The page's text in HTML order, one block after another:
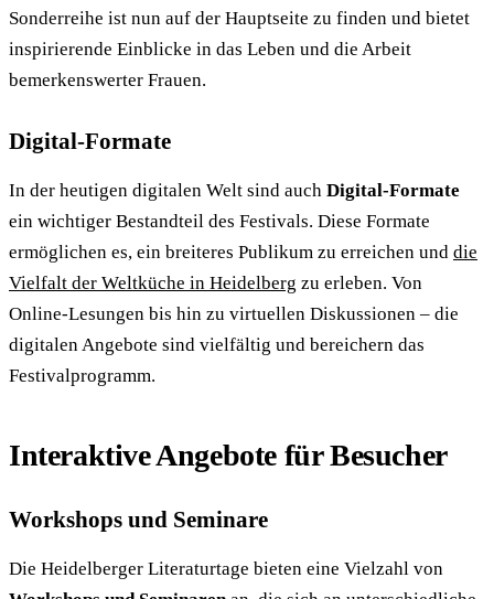
Sonderreihe ist nun auf der Hauptseite zu finden und bietet
inspirierende Einblicke in das Leben und die Arbeit
bemerkenswerter Frauen.
Digital-Formate
In der heutigen digitalen Welt sind auch Digital-Formate
ein wichtiger Bestandteil des Festivals. Diese Formate
ermöglichen es, ein breiteres Publikum zu erreichen und die
Vielfalt der Weltküche in Heidelberg zu erleben. Von
Online-Lesungen bis hin zu virtuellen Diskussionen – die
digitalen Angebote sind vielfältig und bereichern das
Festivalprogramm.
Interaktive Angebote für Besucher
Workshops und Seminare
Die Heidelberger Literaturtage bieten eine Vielzahl von